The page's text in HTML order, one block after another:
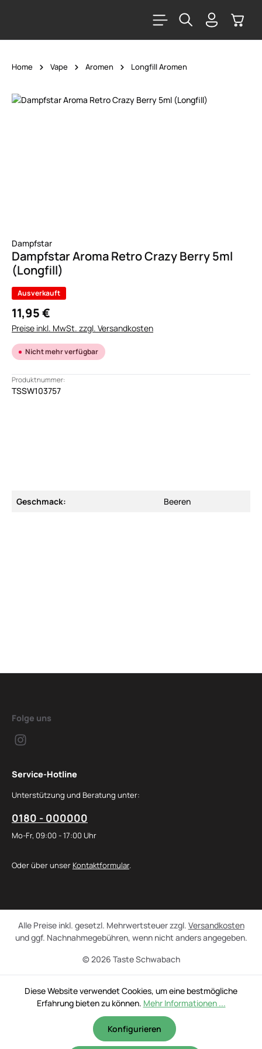
Home Vape Aromen Longfill Aromen
Bildergalerie überspringen
Dampfstar
Dampfstar Aroma Retro Crazy Berry 5ml
(Longfill)
Ausverkauft
11,95 €
Preise inkl. MwSt. zzgl. Versandkosten
Nicht mehr verfügbar
Produktnummer:
TSSW103757
Geschmack: Beeren
Folge uns
Service-Hotline
Unterstützung und Beratung unter:
0180 - 000000
Mo-Fr, 09:00 - 17:00 Uhr
Oder über unser Kontaktformular.
© 2026 Taste Schwabach
Alle Preise inkl. gesetzl. Mehrwertsteuer zzgl. Versandkosten
und ggf. Nachnahmegebühren, wenn nicht anders angegeben.
Diese Website verwendet Cookies, um eine bestmögliche
Erfahrung bieten zu können. Mehr Informationen ...
Konfigurieren